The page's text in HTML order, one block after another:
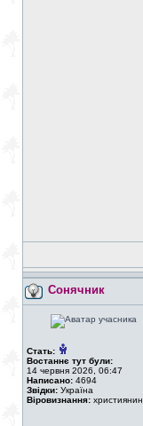
Сонячник
Стать:
Востаннє тут були:
14 червня 2026, 06:47
Написано: 4694
Звідки: Україна
Віровизнання: християнин